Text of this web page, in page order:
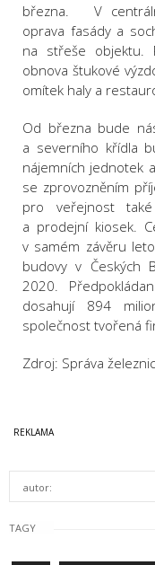
března. V
oprava fasády a
na střeše objektu.
obnova štukové
omítek haly a
Od března bude
a severního křídla
nájemních jednotek
se zprovozněním
pro veřejnost
a prodejní kiosek.
v samém závěru
budovy v Českých
2020.
dosahují 894
společnost tvořená
Zdroj: Správa železnic
autor:
TAGY